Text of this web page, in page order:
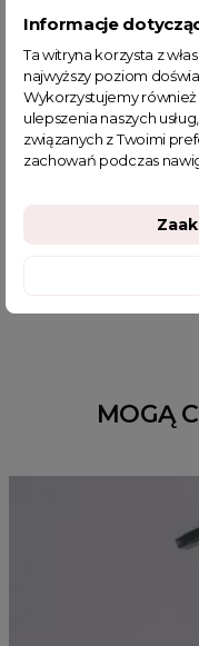
POWIĄZANE TAGI
żel do higieny intymnej
MOGĄ
Informacje
Ta witryna korzysta z
najwyższy poziom
Wykorzystujemy
ulepszenia naszych
związanych z Twoimi
zachowań podczas